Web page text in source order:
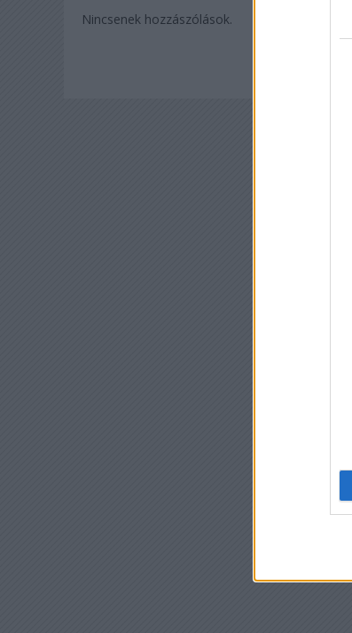
Nincsenek hozzászólások.